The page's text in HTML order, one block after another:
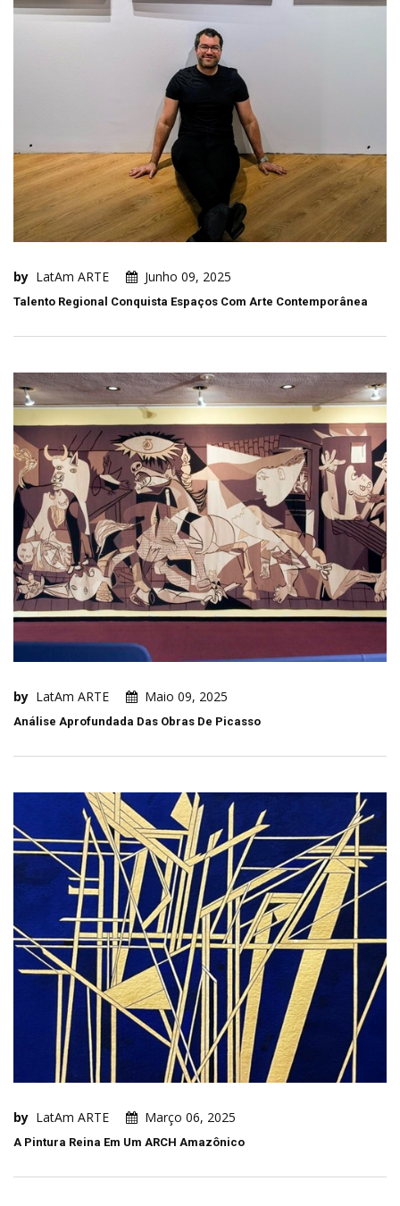
by LatAm ARTE Junho 09, 2025
Talento Regional Conquista Espaços Com Arte Contemporânea
by LatAm ARTE Maio 09, 2025
Análise Aprofundada Das Obras De Picasso
by LatAm ARTE Março 06, 2025
A Pintura Reina Em Um ARCH Amazônico